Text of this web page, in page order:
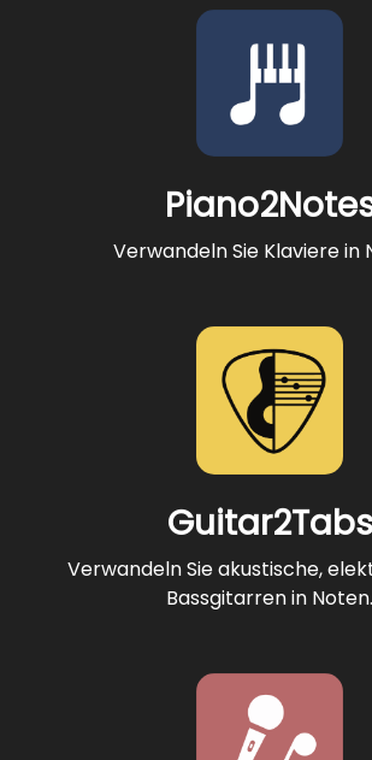
Verwandeln Sie Klaviere in
Guitar2Tabs
Verwandeln Sie akustische,
Bassgitarren in Noten.